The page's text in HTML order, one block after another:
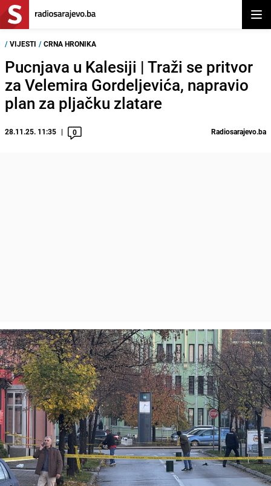
/ VIJESTI / CRNA HRONIKA
Pucnjava u Kalesiji | Traži se pritvor
za Velemira Gordeljevića, napravio
plan za pljačku zlatare
28.11.25. 11:35 0 Radiosarajevo.ba